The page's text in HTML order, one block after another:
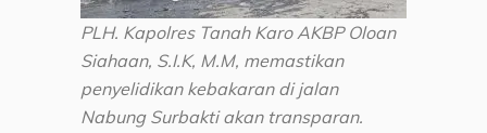
PLH. Kapolres Tanah Karo AKBP Oloan
Siahaan, S.I.K, M.M, memastikan
penyelidikan kebakaran di jalan
Nabung Surbakti akan transparan.